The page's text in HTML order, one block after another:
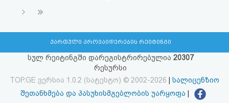
ქართული პროვაიდერების რეიტინგი
სულ რეიტინგში დარეგისტრირებულია 20307
რესურსი
TOP.GE ვერსია 1.0.2 (სატესტო) © 2002-2026
სალიცენზიო
შეთანხმება და პასუხისმგებლობის უარყოფა